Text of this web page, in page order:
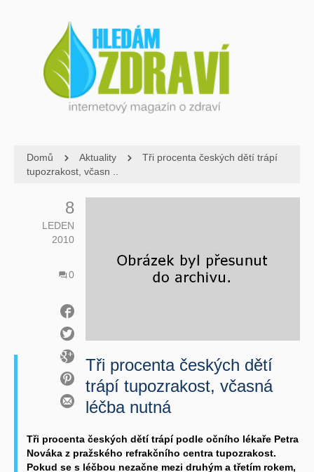
Domů Aktuality
Tři procenta českých dětí trápí
tupozrakost, včasn ..
8
LEDEN
2010
0
Tři procenta českých dětí
trápí tupozrakost, včasná
léčba nutná
Tři procenta českých dětí trápí podle očního lékaře Petra
Nováka z pražského refrakčního centra tupozrakost.
Pokud se s léčbou nezačne mezi druhým a třetím rokem,